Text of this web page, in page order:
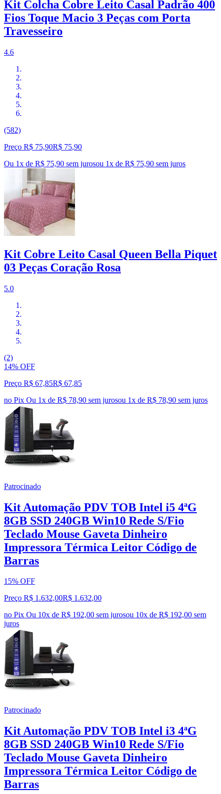
Kit Colcha Cobre Leito Casal Padrão 400
Fios Toque Macio 3 Peças com Porta
Travesseiro
4.6
(582)
Preço R$ 75,90R$ 75,90
Ou 1x de R$ 75,90 sem jurosou 1x de R$ 75,90 sem juros
Kit Cobre Leito Casal Queen Bella Piquet
03 Peças Coração Rosa
5.0
(2)
14% OFF
Preço R$ 67,85R$ 67,85
no Pix Ou 1x de R$ 78,90 sem jurosou 1x de R$ 78,90 sem juros
Patrocinado
Kit Automação PDV TOB Intel i5 4ªG
8GB SSD 240GB Win10 Rede S/Fio
Teclado Mouse Gaveta Dinheiro
Impressora Térmica Leitor Código de
Barras
15% OFF
Preço R$ 1.632,00R$ 1.632,00
no Pix Ou 10x de R$ 192,00 sem jurosou 10x de R$ 192,00 sem
juros
Patrocinado
Kit Automação PDV TOB Intel i3 4ªG
8GB SSD 240GB Win10 Rede S/Fio
Teclado Mouse Gaveta Dinheiro
Impressora Térmica Leitor Código de
Barras